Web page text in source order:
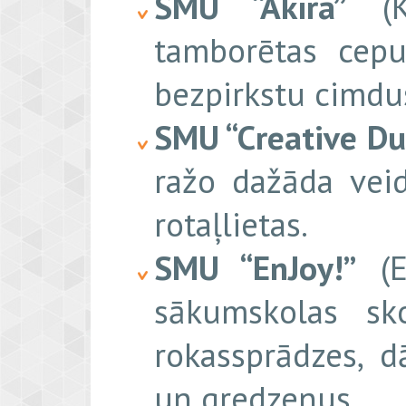
tamborētas
bezpirkstu
SMU “Creative
ražo dažāda
rotaļlietas.
SMU “EnJoy!”
sākumskolas
rokassprādzes,